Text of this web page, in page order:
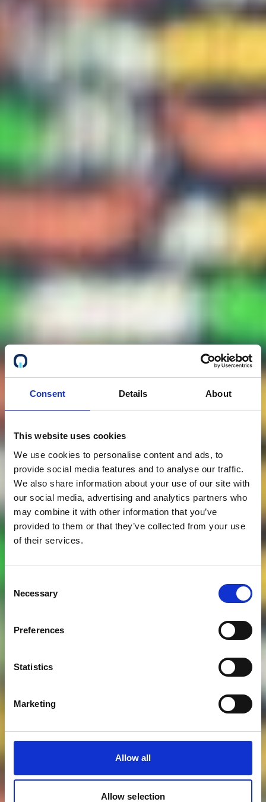
Consent Details About
This website uses cookies
We use cookies to personalise content and ads, to
provide social media features and to analyse our traffic.
We also share information about your use of our site with
our social media, advertising and analytics partners who
may combine it with other information that you’ve
provided to them or that they’ve collected from your use
of their services.
Selection
Necessary
Preferences
Statistics
Marketing
Allow all
Allow selection